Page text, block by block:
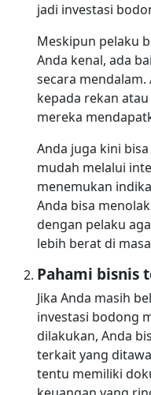
jadi investasi
Meskipun pelaku
Anda kenal, ada
secara
kepada rekan
mereka
Anda juga kini
mudah melalui
menemukan
Anda bisa
dengan pelaku
lebih berat di
Pahami bisnis
Jika Anda masih
investasi bodong
dilakukan, Anda
terkait yang
tentu memiliki